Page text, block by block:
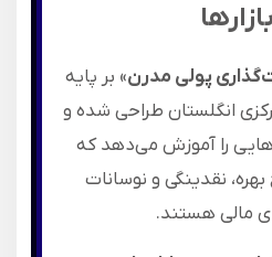
بازارها
پولی مدرن» بر پایه
انگلستان طراحی شده و
را آموزش می‌دهد که
نقدینگی و نوسانات
مالی هستند.